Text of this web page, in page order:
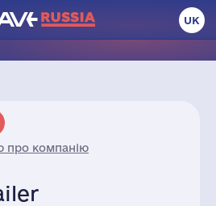
UK
про компанію